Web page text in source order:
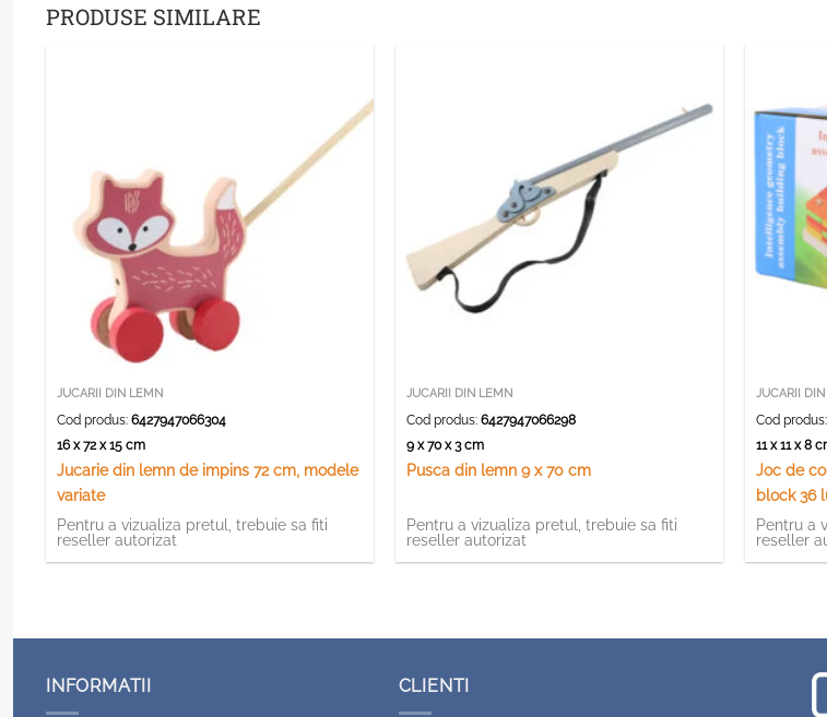
PRODUSE SIMILARE
JUCARII DIN LEMN
Cod produs:6427947066304
16 x 72 x 15 cm
Jucarie din lemn de impins 72 cm, modele
variate
Pentru a vizualiza pretul, trebuie sa fiti
reseller autorizat
JUCARII DIN LEMN
Cod produs:6427947066298
9 x 70 x 3 cm
Pusca din lemn 9 x 70 cm
Pentru a vizualiza pretul, trebuie sa fiti
reseller autorizat
JUCARII
Cod produs:
11 x 11 x 8
Joc de
block 36
Pentru a
reseller
INFORMATII CLIENTI